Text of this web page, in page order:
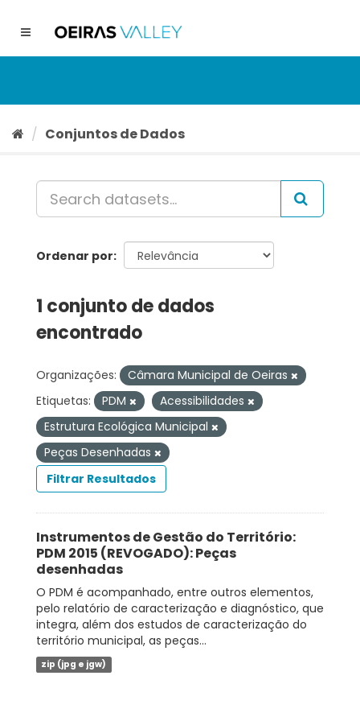
conteúdo
Toggle
Conjuntos de Dados
Ordenar por
1 conjunto de dados
encontrado
Organizações:
Câmara Municipal de Oeiras
Etiquetas:
PDM
Acessibilidades
Estrutura Ecológica Municipal
Peças Desenhadas
Filtrar Resultados
Instrumentos de Gestão do Território:
PDM 2015 (REVOGADO): Peças
desenhadas
O PDM é acompanhado, entre outros elementos,
pelo relatório de caracterização e diagnóstico, que
integra, além dos estudos de caracterização do
território municipal, as peças...
zip (jpg e jgw)